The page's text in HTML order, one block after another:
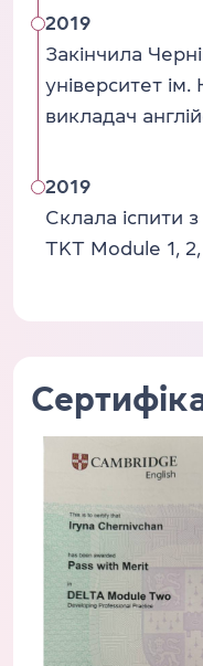
2019
Закінчила
університет
викладач
2019
Склала іспити
TKT Module 1, 2,